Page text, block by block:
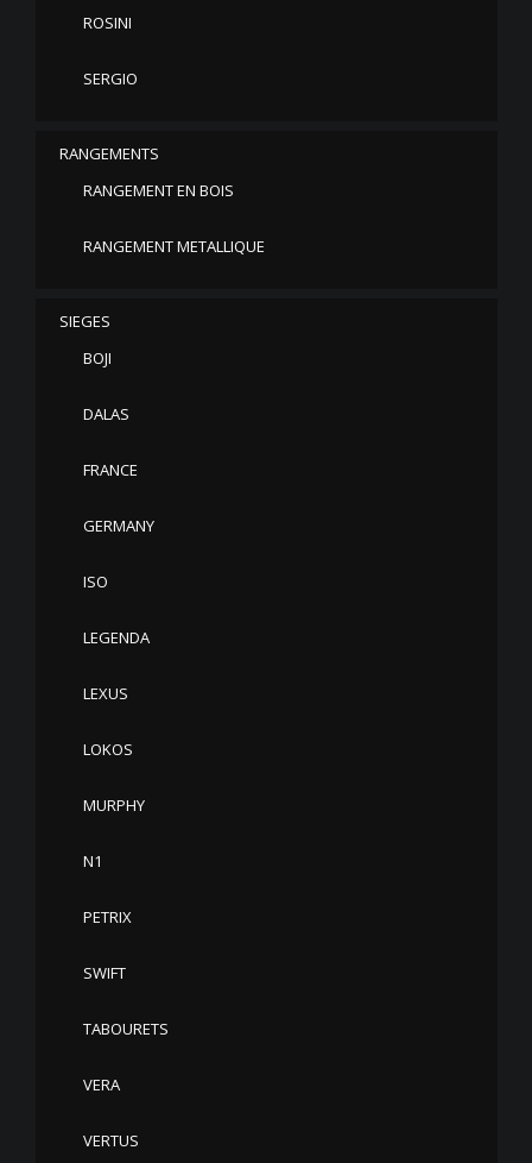
ROSINI
SERGIO
RANGEMENTS
RANGEMENT EN BOIS
RANGEMENT METALLIQUE
SIEGES
BOJI
DALAS
FRANCE
GERMANY
ISO
LEGENDA
LEXUS
LOKOS
MURPHY
N1
PETRIX
SWIFT
TABOURETS
VERA
VERTUS